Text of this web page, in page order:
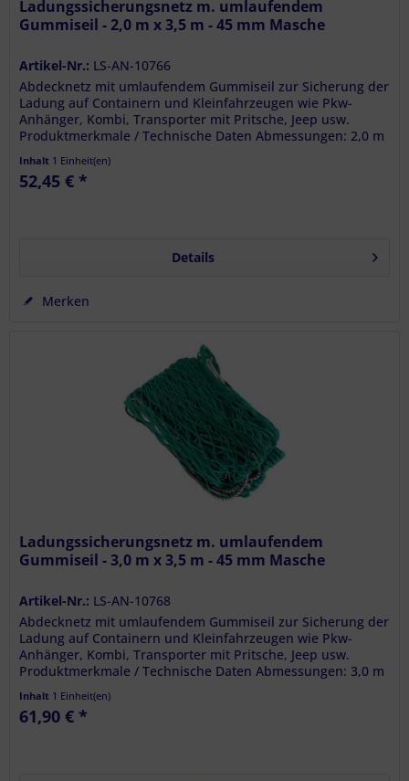
Ladungssicherungsnetz m. umlaufendem
Gummiseil - 2,0 m x 3,5 m - 45 mm Masche
Artikel-Nr.: LS-AN-10766
Abdecknetz mit umlaufendem Gummiseil zur Sicherung der
Ladung auf Containern und Kleinfahrzeugen wie Pkw-
Anhänger, Kombi, Transporter mit Pritsche, Jeep usw.
Produktmerkmale / Technische Daten Abmessungen: 2,0 m
Inhalt 1 Einheit(en)
52,45 € *
Details
Merken
Ladungssicherungsnetz m. umlaufendem
Gummiseil - 3,0 m x 3,5 m - 45 mm Masche
Artikel-Nr.: LS-AN-10768
Abdecknetz mit umlaufendem Gummiseil zur Sicherung der
Ladung auf Containern und Kleinfahrzeugen wie Pkw-
Anhänger, Kombi, Transporter mit Pritsche, Jeep usw.
Produktmerkmale / Technische Daten Abmessungen: 3,0 m
Inhalt 1 Einheit(en)
61,90 € *